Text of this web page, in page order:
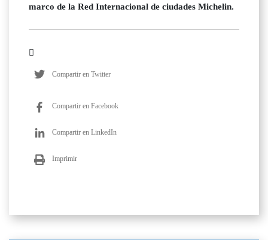
marco de la Red Internacional de ciudades Michelin.
Compartir en Twitter
Compartir en Facebook
Compartir en LinkedIn
Imprimir